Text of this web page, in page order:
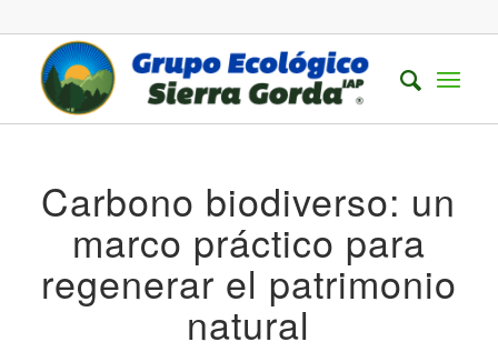
Carbono biodiverso: un
marco práctico para
regenerar el patrimonio
natural